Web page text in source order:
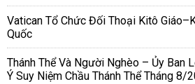
Vatican Tổ Chức Đối Thoại Kitô
Quốc
Thánh Thể Và Người Nghèo – Ủy Ban
Ý Suy Niệm Chầu Thánh Thể Tháng 8/